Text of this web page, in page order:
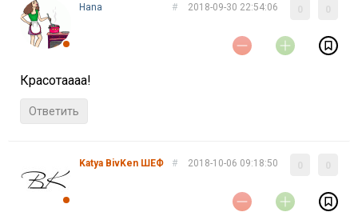
Нana 2018-09-30 22:54:06
#
Красотаааа!
Ответить
Katya BivKen ШЕФ 2018-10-06 09:18:50
#